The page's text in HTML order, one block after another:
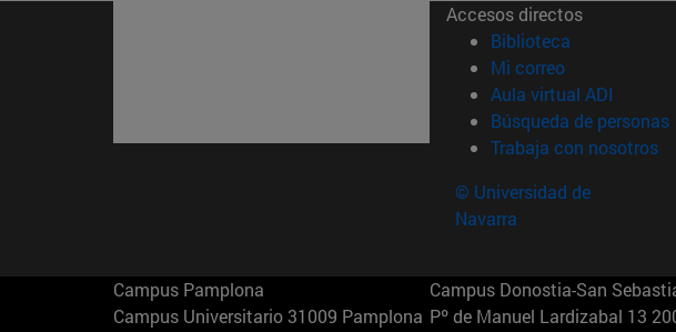
Accesos directos
Biblioteca (abre en
Mi correo(abre en
Aula virtual ADI (abre
Búsqueda de personas
Trabaja con nosotros
© Universidad de
Navarra
Campus Pamplona
Campus Universitario 31009 Pamplona
Campus Donostia-San
Pº de Manuel Lardizabal 13